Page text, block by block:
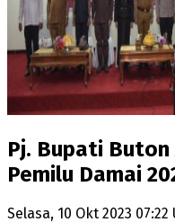
Pj. Bupati
Pemilu Damai
Selasa, 10 Okt 2023 07:22